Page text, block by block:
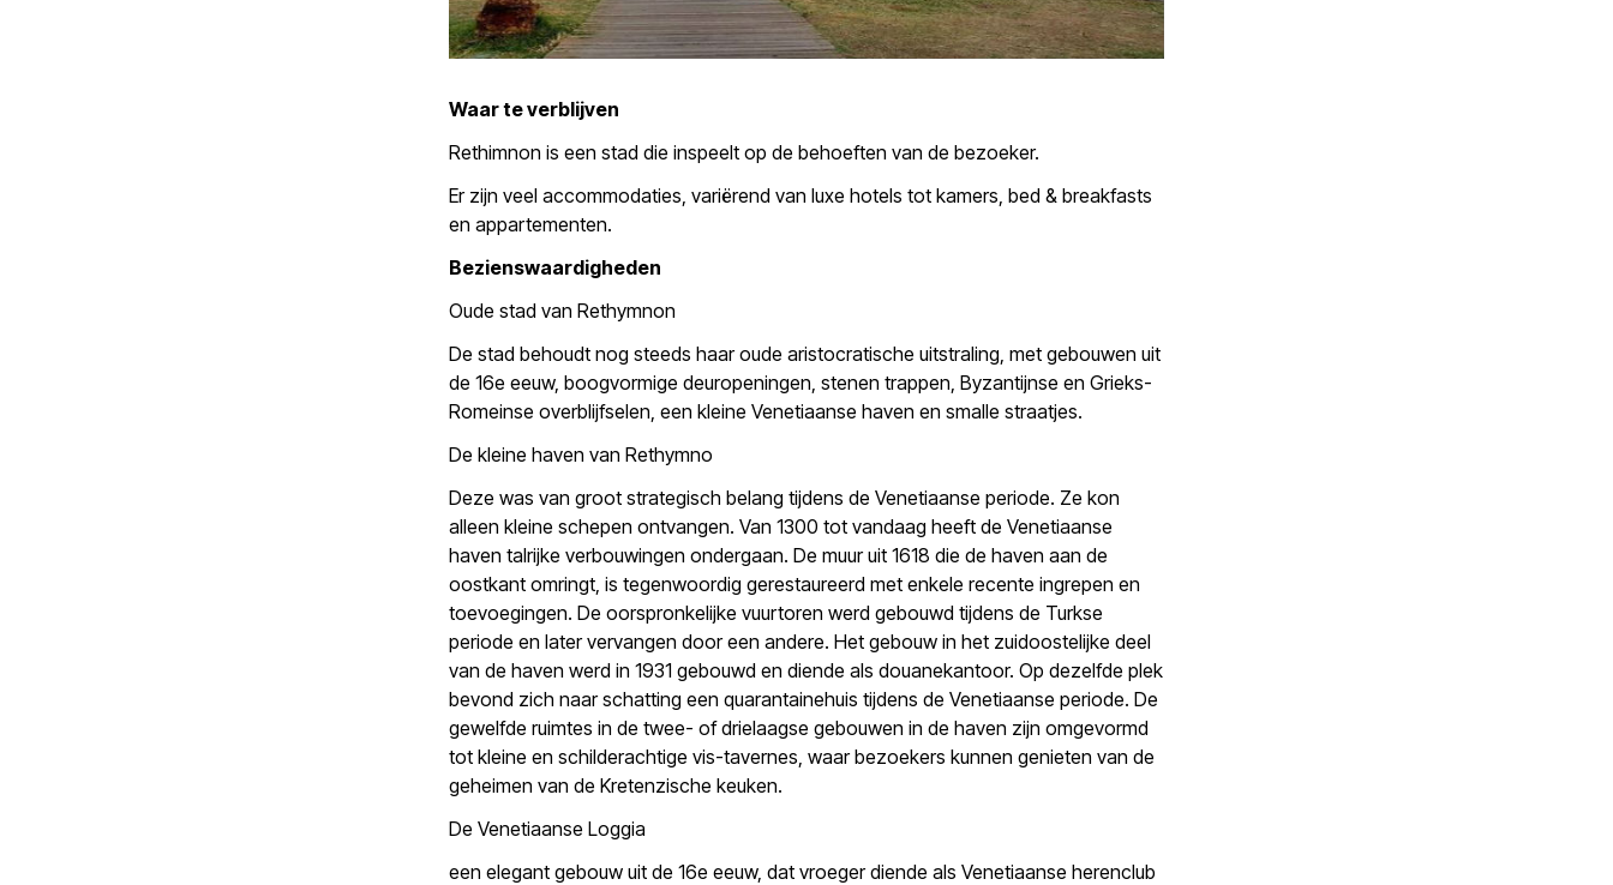
Waar te verblijven
Rethimnon is een stad die inspeelt op de behoeften van de bezoeker.
Er zijn veel accommodaties, variërend van luxe hotels tot kamers, bed & breakfasts
en appartementen.
Bezienswaardigheden
Oude stad van Rethymnon
De stad behoudt nog steeds haar oude aristocratische uitstraling, met gebouwen uit
de 16e eeuw, boogvormige deuropeningen, stenen trappen, Byzantijnse en Grieks-
Romeinse overblijfselen, een kleine Venetiaanse haven en smalle straatjes.
De kleine haven van Rethymno
Deze was van groot strategisch belang tijdens de Venetiaanse periode. Ze kon
alleen kleine schepen ontvangen. Van 1300 tot vandaag heeft de Venetiaanse
haven talrijke verbouwingen ondergaan. De muur uit 1618 die de haven aan de
oostkant omringt, is tegenwoordig gerestaureerd met enkele recente ingrepen en
toevoegingen. De oorspronkelijke vuurtoren werd gebouwd tijdens de Turkse
periode en later vervangen door een andere. Het gebouw in het zuidoostelijke deel
van de haven werd in 1931 gebouwd en diende als douanekantoor. Op dezelfde plek
bevond zich naar schatting een quarantainehuis tijdens de Venetiaanse periode. De
gewelfde ruimtes in de twee- of drielaagse gebouwen in de haven zijn omgevormd
tot kleine en schilderachtige vis-tavernes, waar bezoekers kunnen genieten van de
geheimen van de Kretenzische keuken.
De Venetiaanse Loggia
een elegant gebouw uit de 16e eeuw, dat vroeger diende als Venetiaanse herenclub